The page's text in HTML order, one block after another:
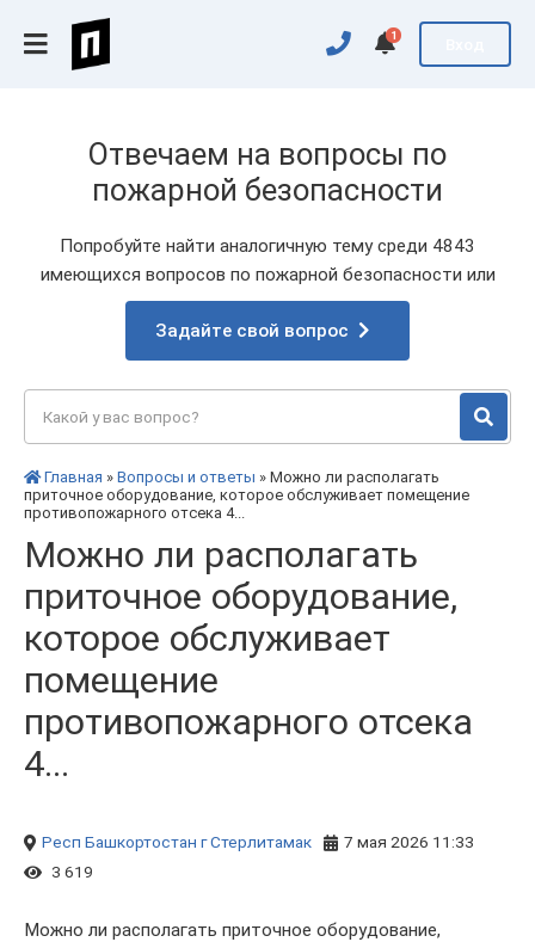
1
Отвечаем на вопросы по
пожарной безопасности
Попробуйте найти аналогичную тему среди 4843
имеющихся вопросов по пожарной безопасности или
Задайте свой вопрос
Главная » Вопросы и ответы » Можно ли располагать
приточное оборудование, которое обслуживает помещение
противопожарного отсека 4...
Можно ли располагать
приточное оборудование,
которое обслуживает
помещение
противопожарного отсека
4...
Респ Башкортостан г Стерлитамак
7 мая 2026 11:33
3 619
Можно ли располагать приточное оборудование,